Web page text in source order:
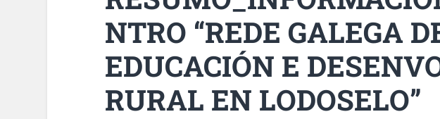
NTRO “REDE GALEGA
EDUCACIÓN E
RURAL EN LODOSELO”